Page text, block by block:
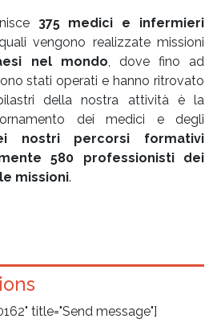
375 medici e infermieri
vengono realizzate missioni
nel mondo, dove fino ad
stati operati e hanno ritrovato
della nostra attività è la
dei medici e degli
nostri percorsi formativi
580 professionisti dei
missioni.
title="Send message"]